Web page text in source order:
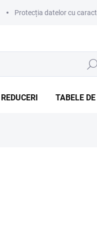
Protecția datelor cu
REDUCERI TABELE